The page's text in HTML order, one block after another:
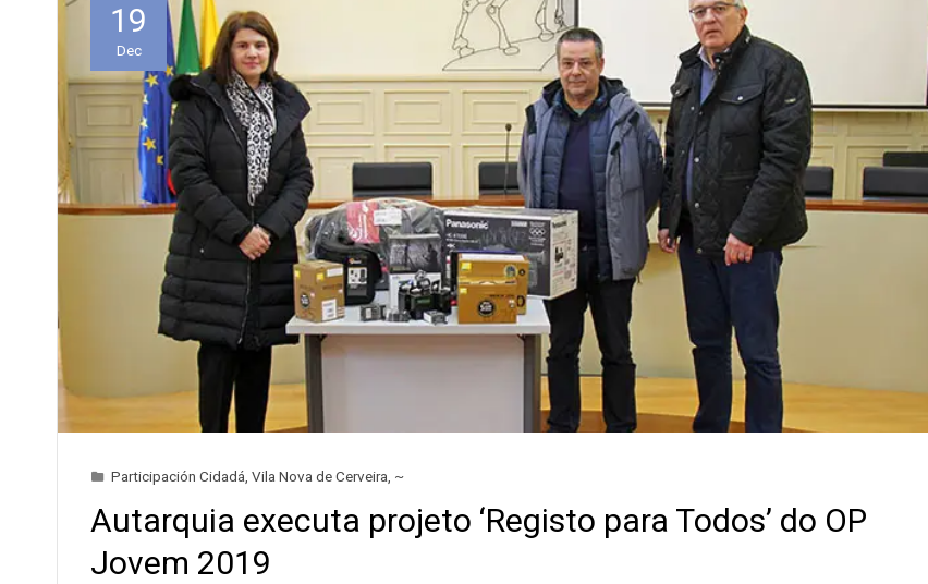
19
Dec
Participación Cidadá Vila Nova de Cerveira ~
Autarquia executa projeto ‘Registo para Todos’ do OP
Jovem 2019